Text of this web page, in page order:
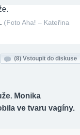
(Foto Aha! – Kateřina
(8) Vstoupit do diskuse
Monika
ve tvaru vagíny.